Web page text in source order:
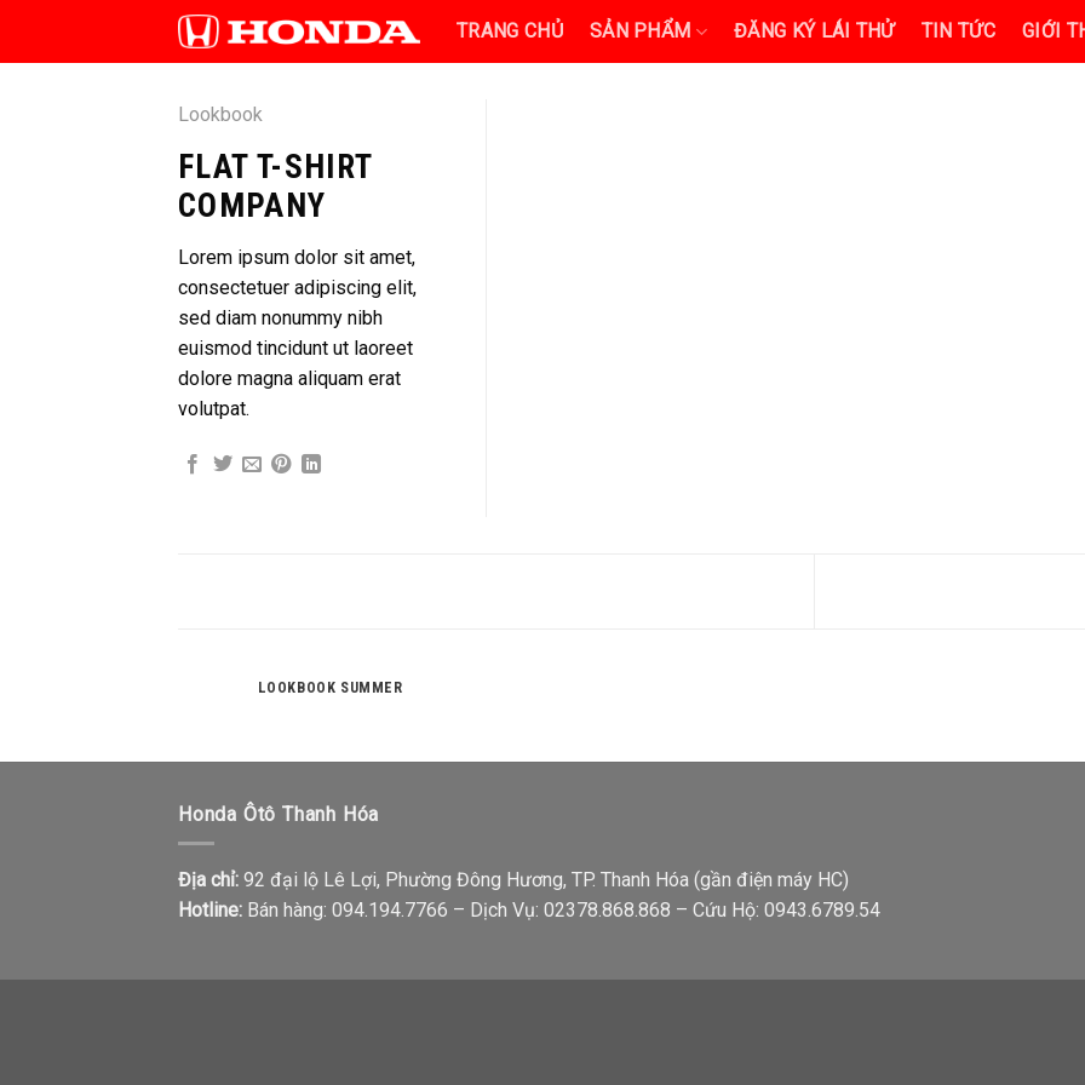
TRANG CHỦ SẢN PHẨM ĐĂNG KÝ LÁI THỬ TIN TỨC GIỚI
Lookbook
FLAT T-SHIRT
COMPANY
Lorem ipsum dolor sit amet,
consectetuer adipiscing elit,
sed diam nonummy nibh
euismod tincidunt ut laoreet
dolore magna aliquam erat
volutpat.
LOOKBOOK SUMMER
Honda Ôtô Thanh Hóa
Địa chỉ: 92 đại lộ Lê Lợi, Phường Đông Hương, TP. Thanh Hóa (gần điện máy HC)
Hotline: Bán hàng: 094.194.7766 – Dịch Vụ: 02378.868.868 – Cứu Hộ: 0943.6789.54